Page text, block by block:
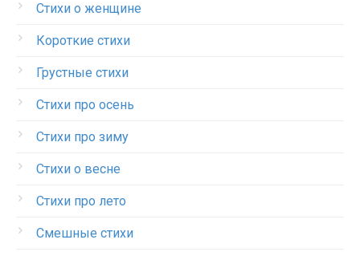
Стихи о женщине
Короткие стихи
Грустные стихи
Стихи про осень
Стихи про зиму
Стихи о весне
Стихи про лето
Смешные стихи